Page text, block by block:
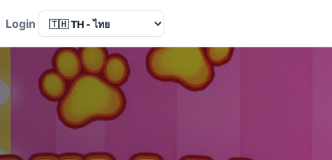
Login Language